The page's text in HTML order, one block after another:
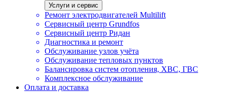
Услуги и сервис
Ремонт электродвигателей Multilift
Сервисный центр Grundfos
Сервисный центр Ридан
Диагностика и ремонт
Обслуживание узлов учёта
Обслуживание тепловых пунктов
Балансировка систем отопления, ХВС, ГВС
Комплексное обслуживание
Оплата и доставка